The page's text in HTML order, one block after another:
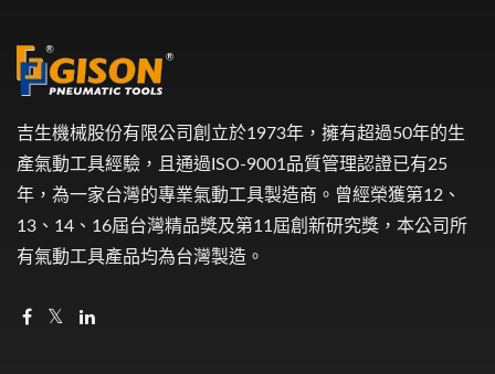
吉生機械股份有限公司創立於1973年，擁有超過50年的生
產氣動工具經驗，且通過ISO-9001品質管理認證已有25
年，為一家台灣的專業氣動工具製造商。曾經榮獲第12、
13、14、16屆台灣精品獎及第11屆創新研究獎，本公司所
有氣動工具產品均為台灣製造。